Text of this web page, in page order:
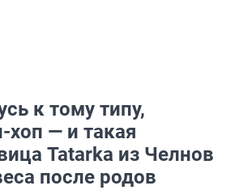
к тому типу,
хоп — и такая
Tatarka из Челнов
после родов